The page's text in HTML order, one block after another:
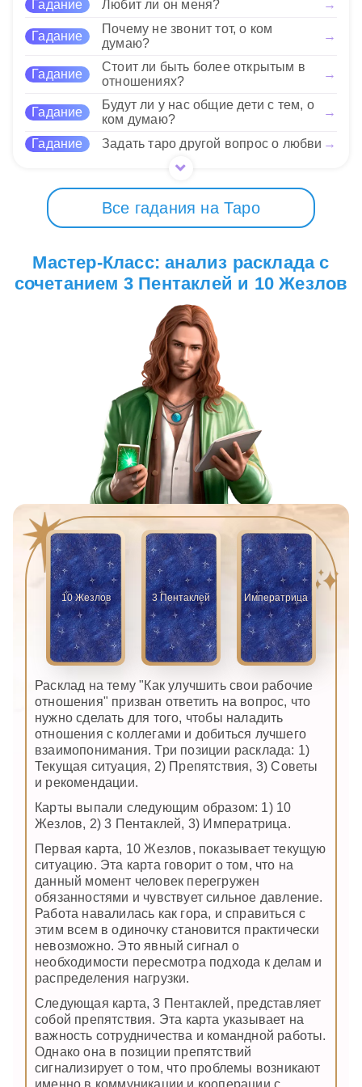
14 Нравится
обязанностей, а 3 Пентаклей напоминает о
важности коллективной работы. Важно
оставаться открытым для предложений и
поддерживать взаимопонимание — это поможет
избежать выгорания и достичь большего успеха
14 Нравится
Гадание Любит ли он меня? →
Гадание
Почему не звонит тот, о ком
думаю?
→
Гадание
Стоит ли быть более открытым в
отношениях?
→
Гадание
Будут ли у нас общие дети с тем, о
ком думаю?
→
Гадание Задать таро другой вопрос о любви →
Все гадания на Таро
Мастер-Класс: анализ расклада с
сочетанием 3 Пентаклей и 10 Жезлов
10 Жезлов 3 Пентаклей Императрица
Расклад на тему "Как улучшить свои рабочие
отношения" призван ответить на вопрос, что
нужно сделать для того, чтобы наладить
отношения с коллегами и добиться лучшего
взаимопонимания. Три позиции расклада: 1)
Текущая ситуация, 2) Препятствия, 3) Советы
и рекомендации.
Карты выпали следующим образом: 1) 10
Жезлов, 2) 3 Пентаклей, 3) Императрица.
Первая карта, 10 Жезлов, показывает текущую
ситуацию. Эта карта говорит о том, что на
данный момент человек перегружен
обязанностями и чувствует сильное давление.
Работа навалилась как гора, и справиться с
этим всем в одиночку становится практически
невозможно. Это явный сигнал о
необходимости пересмотра подхода к делам и
распределения нагрузки.
Следующая карта, 3 Пентаклей, представляет
собой препятствия. Эта карта указывает на
важность сотрудничества и командной работы.
Однако она в позиции препятствий
сигнализирует о том, что проблемы возникают